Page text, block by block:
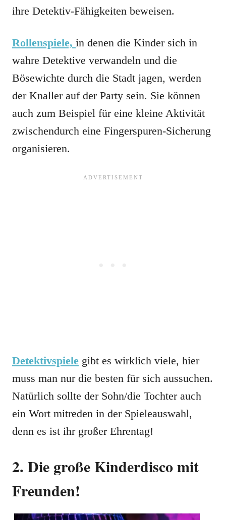
ihre Detektiv-Fähigkeiten beweisen.
Rollenspiele, in denen die Kinder sich in
wahre Detektive verwandeln und die
Bösewichte durch die Stadt jagen, werden
der Knaller auf der Party sein. Sie können
auch zum Beispiel für eine kleine Aktivität
zwischendurch eine Fingerspuren-Sicherung
organisieren.
Detektivspiele gibt es wirklich viele, hier
muss man nur die besten für sich aussuchen.
Natürlich sollte der Sohn/die Tochter auch
ein Wort mitreden in der Spieleauswahl,
denn es ist ihr großer Ehrentag!
2. Die große Kinderdisco mit
Freunden!